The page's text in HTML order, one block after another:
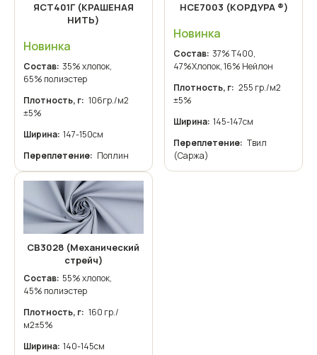
ЯСТ401Г (КРАШЕНАЯ
НИТЬ)
Новинка
Состав: 35% хлопок,
65% полиэстер
Плотность, г: 106гр./м2
±5%
Ширина: 147-150см
Переплетение: Поплин
НСЕ7003 (КОРДУРА ®)
Новинка
Состав:37% T400,
47%Хлопок, 16% Нейлон
Плотность, г: 255 гр./м2
±5%
Ширина:145-147см
Переплетение: Твил
(Саржа)
СВ3028 (Механический
стрейч)
Состав: 55% хлопок,
45% полиэстер
Плотность, г: 160 гр./
м2±5%
Ширина: 140-145см